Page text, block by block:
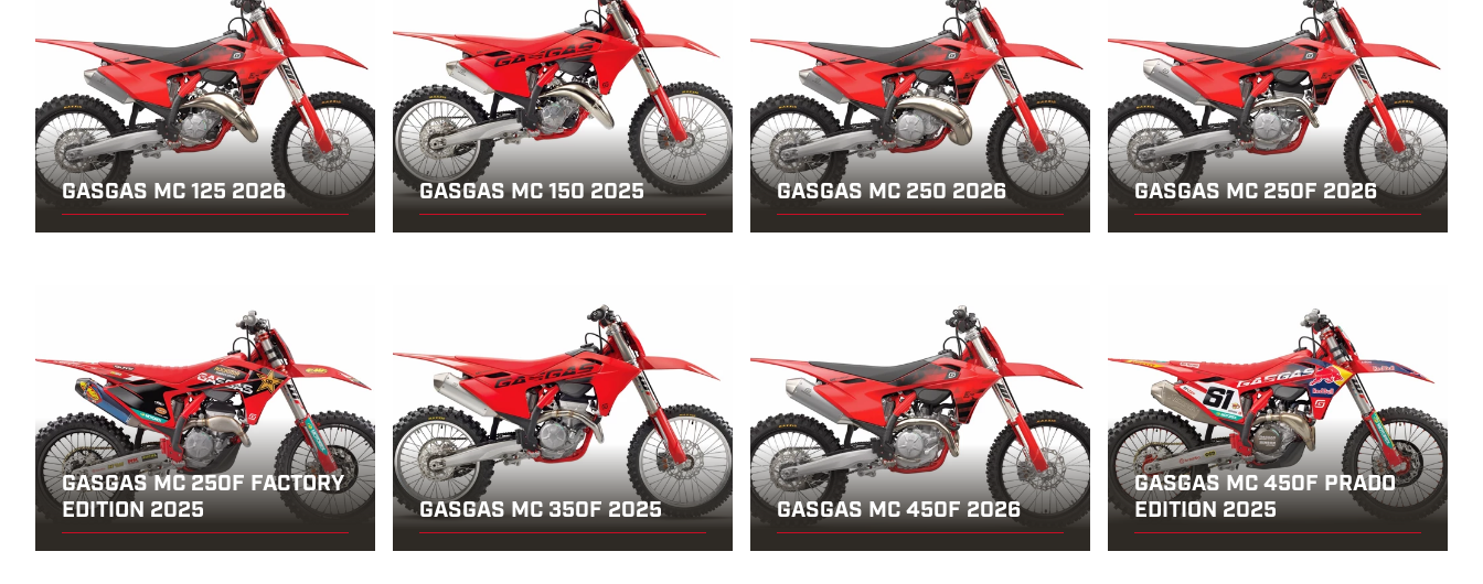
GASGAS MC 125 2026 GASGAS MC 150 2025 GASGAS MC 250 2026 GASGAS MC 250F 2026
GASGAS MC 250F FACTORY
EDITION 2025
GASGAS MC 350F 2025 GASGAS MC 450F 2026
GASGAS MC 450F PRADO
EDITION 2025